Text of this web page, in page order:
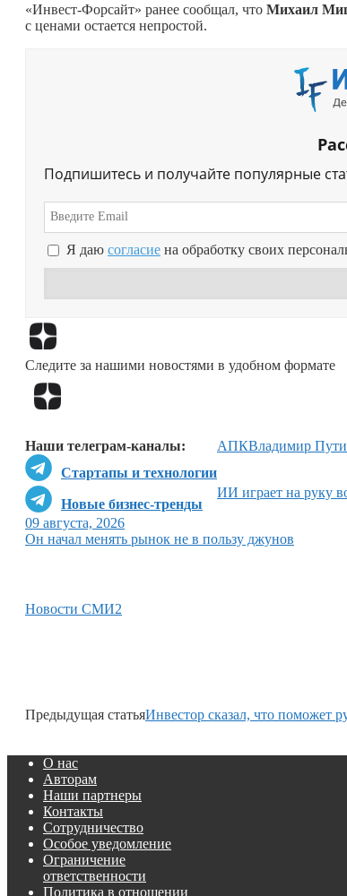
«Инвест-Форсайт» ранее сообщал, что Михаил
с ценами остается непростой.
Подпишитесь и получайте популярные
Я даю согласие на обработку своих
Следите за нашими новостями в удобном формате
Наши телеграм-каналы:
Стартапы и технологии
Новые бизнес-тренды
АПКВладимир
ИИ играет на руку
09 августа, 2026
Он начал менять рынок не в пользу джунов
Новости СМИ2
Предыдущая статьяИнвестор сказал, что поможет
О нас
Авторам
Наши партнеры
Контакты
Сотрудничество
Особое уведомление
Ограничение
ответственности
Политика в отношении